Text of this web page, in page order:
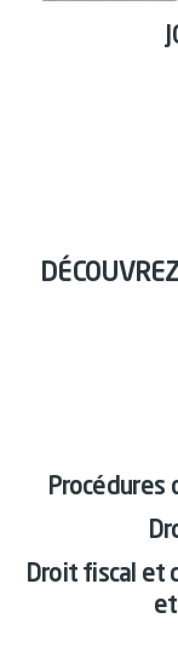
Procédures
Droit fiscal et